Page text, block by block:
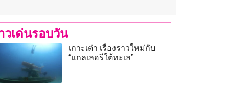
วเด่นรอบวัน
เกาะเต่า เรื่องราวใหม่กับ
“แกลเลอรีใต้ทะเล”